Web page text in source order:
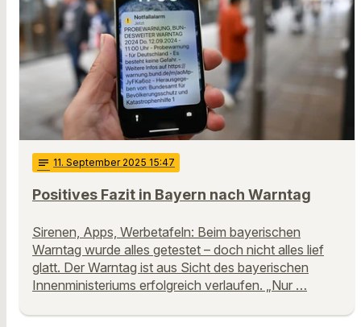
notes 11. September 2025 15:47
Positives Fazit in Bayern nach Warntag
Sirenen, Apps, Werbetafeln: Beim bayerischen
Warntag wurde alles getestet – doch nicht alles lief
glatt. Der Warntag ist aus Sicht des bayerischen
Innenministeriums erfolgreich verlaufen. „Nur …